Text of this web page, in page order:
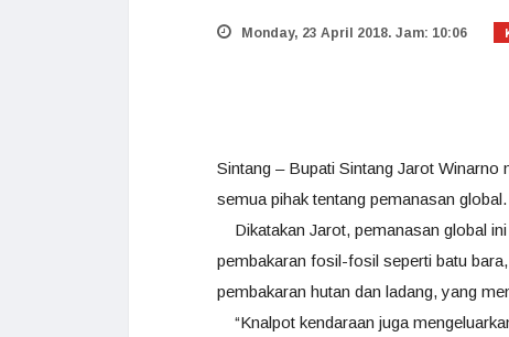
Monday, 23 April 2018. Jam: 10:06
Sintang – Bupati Sintang Jarot Winarno
semua pihak tentang pemanasan global.
Dikatakan Jarot, pemanasan global
pembakaran fosil-fosil seperti batu
pembakaran hutan dan ladang, yang
“Knalpot kendaraan juga